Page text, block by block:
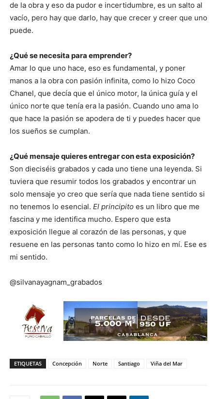
de la obra y eso da pudor e incertidumbre, es un salto al
vacío, pero hay que darlo, hay que crecer y creer que uno
puede.
¿Qué se necesita para emprender?
Amar lo que uno hace, eso es fundamental, y poner
manos a la obra con pasión infinita, como lo hizo Coco
Chanel, que decía que el único motor, la única guía y el
único norte que tenía era la pasión. Cuando uno ama lo
que hace la pasión se apodera de ti y puedes hacer que
los sueños se cumplan.
¿Qué mensaje quieres entregar con esta exposición?
Son dieciséis grabados y cada uno tiene una leyenda. Si
tuviera que resumir todos los grabados y encontrar un
solo mensaje yo creo que sería que nada tiene sentido si
no tenemos lo esencial. El principito es un libro que me
fascina y me identifica mucho. Espero que esta
exposición llegue al corazón de las personas, y que
resuene en las personas tanto como lo hizo en mí. Ese es
mi sentido.
@silvanayagnam_grabados
ETIQUETAS Concepción Norte Santiago Viña del Mar